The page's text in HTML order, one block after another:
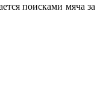
поисками мяча за